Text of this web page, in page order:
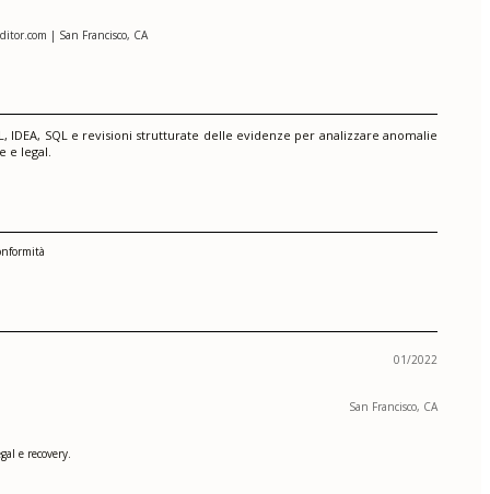
| San Francisco, CA
SQL e revisioni strutturate delle evidenze per analizzare anomalie
e legal.
01/2022
San Francisco, CA
e recovery.